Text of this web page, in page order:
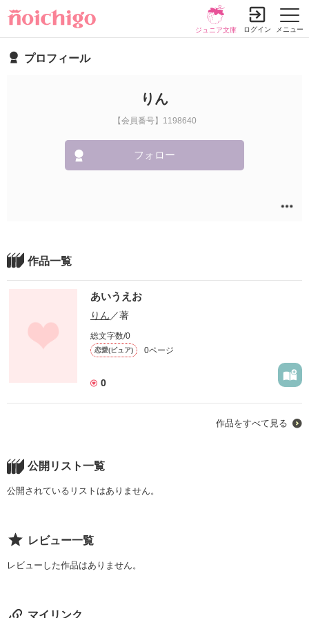
メニュー
ジュニア文庫 ログイン
プロフィール
りん
【会員番号】1198640
フォロー
作品一覧
あいうえお
りん ／著
総文字数/0
恋愛(ピュア) 0ページ
0
作品をすべて見る
公開リスト一覧
公開されているリストはありません。
レビュー一覧
レビューした作品はありません。
マイリンク